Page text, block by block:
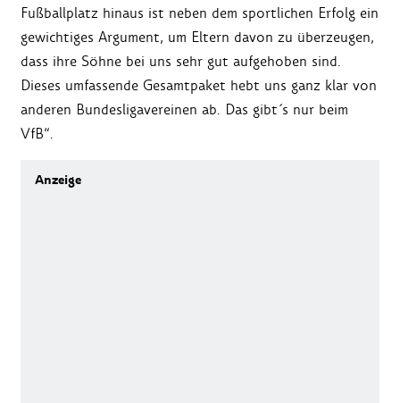
Fußballplatz hinaus ist neben dem sportlichen Erfolg ein
gewichtiges Argument, um Eltern davon zu überzeugen,
dass ihre Söhne bei uns sehr gut aufgehoben sind.
Dieses umfassende Gesamtpaket hebt uns ganz klar von
anderen Bundesligavereinen ab. Das gibt´s nur beim
VfB“.